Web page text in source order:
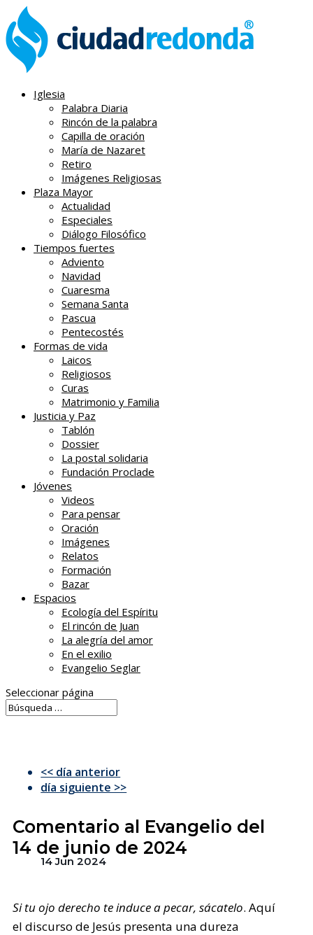
Iglesia
Palabra Diaria
Rincón de la palabra
Capilla de oración
María de Nazaret
Retiro
Imágenes Religiosas
Plaza Mayor
Actualidad
Especiales
Diálogo Filosófico
Tiempos fuertes
Adviento
Navidad
Cuaresma
Semana Santa
Pascua
Pentecostés
Formas de vida
Laicos
Religiosos
Curas
Matrimonio y Familia
Justicia y Paz
Tablón
Dossier
La postal solidaria
Fundación Proclade
Jóvenes
Videos
Para pensar
Oración
Imágenes
Relatos
Formación
Bazar
Espacios
Ecología del Espíritu
El rincón de Juan
La alegría del amor
En el exilio
Evangelio Seglar
Seleccionar página
<< día anterior
día siguiente >>
Comentario al Evangelio del
14 de junio de 2024
14 Jun 2024
Si tu ojo derecho te induce a pecar, sácatelo. Aquí
el discurso de Jesús presenta una dureza